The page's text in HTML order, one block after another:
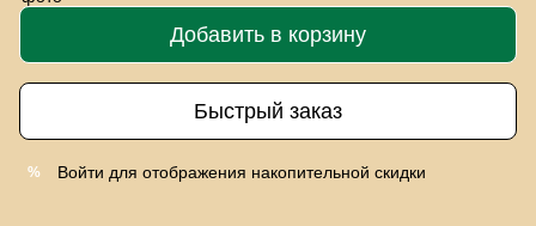
Добавить в корзину
Быстрый заказ
% Войти для отображения накопительной скидки